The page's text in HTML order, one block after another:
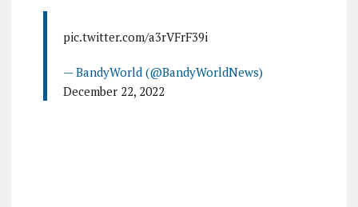
pic.twitter.com/a3rVFrF39i
— BandyWorld (@BandyWorldNews)
December 22, 2022